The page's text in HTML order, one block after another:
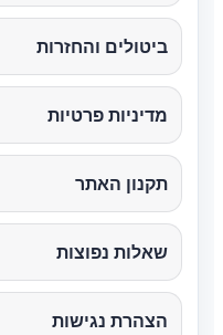
ביטולים והחזרות
מדיניות פרטיות
תקנון האתר
שאלות נפוצות
הצהרת נגישות